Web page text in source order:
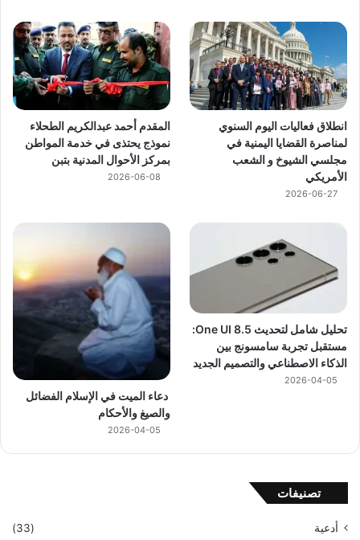
انطلاق فعاليات اليوم السنوي
لمناصرة القضايا اليمنية في
مجلسي الشيوخ و الشعب
الأمريكي
2026-06-27
المقدم أحمد عبدالكريم الطحلاء
نموذج يحتذى في خدمة المواطن
بمركز الأحوال المدنية بتبن
2026-06-08
تحليل شامل لتحديث One UI 8.5:
مستقبل تجربة سامسونج بين
الذكاء الاصطناعي والتصميم الجديد
2026-04-05
دعاء الميت في الإسلام الفضائل
والصيغ والأحكام
2026-04-05
تصنيفات
أدعية
(33)